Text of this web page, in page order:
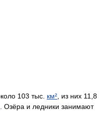
103 тыс. км² , из них 11,8
. Озёра и ледники занимают